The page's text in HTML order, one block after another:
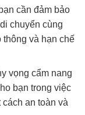
cần đảm bảo
chuyển cùng
thông và hạn chế
vọng cẩm nang
bạn trong việc
an toàn và